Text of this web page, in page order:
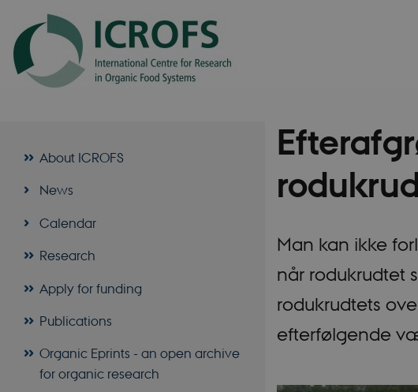
About ICROFS
News
Calendar
Research
Apply for funding
Publications
Organic Eprints - an open archive
for organic research
Man kan ikke
når rodukrudtet
rodukrudtets
efterfølgende